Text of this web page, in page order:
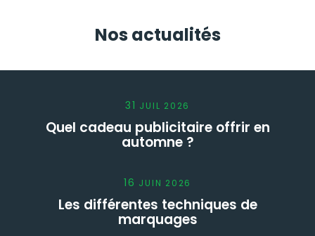
Nos actualités
31 JUIL 2026
Quel cadeau publicitaire offrir en
automne ?
16 JUIN 2026
Les différentes techniques de
marquages